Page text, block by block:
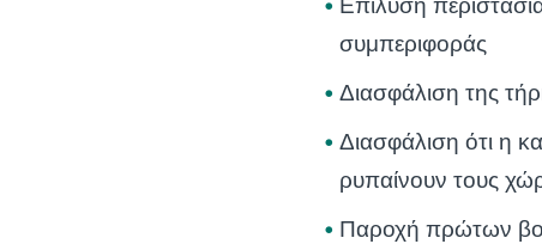
Επίλυση
συμπεριφοράς
Διασφάλιση της
Διασφάλιση ότι η
ρυπαίνουν τους
Παροχή πρώτων